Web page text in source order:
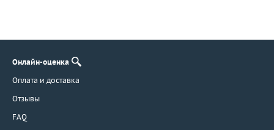
Онлайн-оценка
Оплата и доставка
Отзывы
FAQ